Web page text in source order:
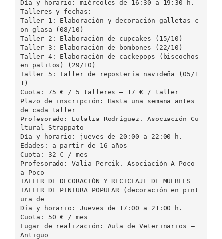
Día y horario: miércoles de 16:30 a 19:30 h.
Talleres y fechas:
Taller 1: Elaboración y decoración galletas c
on glasa (08/10)
Taller 2: Elaboración de cupcakes (15/10)
Taller 3: Elaboración de bombones (22/10)
Taller 4: Elaboración de cackepops (biscochos
en palitos) (29/10)
Taller 5: Taller de repostería navideña (05/1
1)
Cuota: 75 € / 5 talleres – 17 € / taller
Plazo de inscripción: Hasta una semana antes
de cada taller
Profesorado: Eulalia Rodríguez. Asociación Cu
ltural Strappato
Día y horario: jueves de 20:00 a 22:00 h.
Edades: a partir de 16 años
Cuota: 32 € / mes
Profesorado: Valia Percik. Asociación A Poco
a Poco
TALLER DE DECORACIÓN Y RECICLAJE DE MUEBLES
TALLER DE PINTURA POPULAR (decoración en pint
ura de
Día y horario: Jueves de 17:00 a 21:00 h.
Cuota: 50 € / mes
Lugar de realización: Aula de Veterinarios –
Antiguo